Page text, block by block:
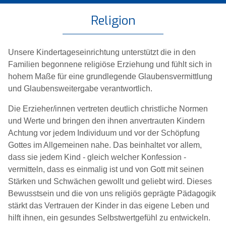
Religion
Unsere Kindertageseinrichtung unterstützt die in den
Familien begonnene religiöse Erziehung und fühlt sich in
hohem Maße für eine grundlegende Glaubensvermittlung
und Glaubensweitergabe verantwortlich.
Die Erzieher/innen vertreten deutlich christliche Normen
und Werte und bringen den ihnen anvertrauten Kindern
Achtung vor jedem Individuum und vor der Schöpfung
Gottes im Allgemeinen nahe. Das beinhaltet vor allem,
dass sie jedem Kind - gleich welcher Konfession -
vermitteln, dass es einmalig ist und von Gott mit seinen
Stärken und Schwächen gewollt und geliebt wird. Dieses
Bewusstsein und die von uns religiös geprägte Pädagogik
stärkt das Vertrauen der Kinder in das eigene Leben und
hilft ihnen, ein gesundes Selbstwertgefühl zu entwickeln.